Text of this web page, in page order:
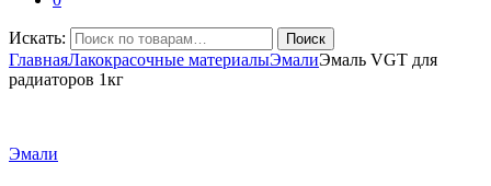
Искать: Поиск
ГлавнаяЛакокрасочные материалыЭмалиЭмаль VGT для
радиаторов 1кг
Эмали